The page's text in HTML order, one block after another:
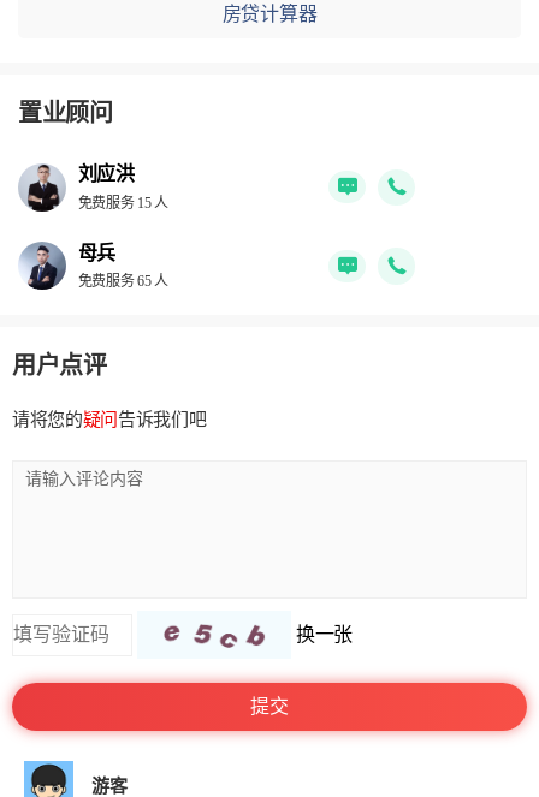
房贷计算器
置业顾问
刘应洪
免费服务 15 人
母兵
免费服务 65 人
用户点评
请将您的疑问 告诉我们吧
换一张
游客